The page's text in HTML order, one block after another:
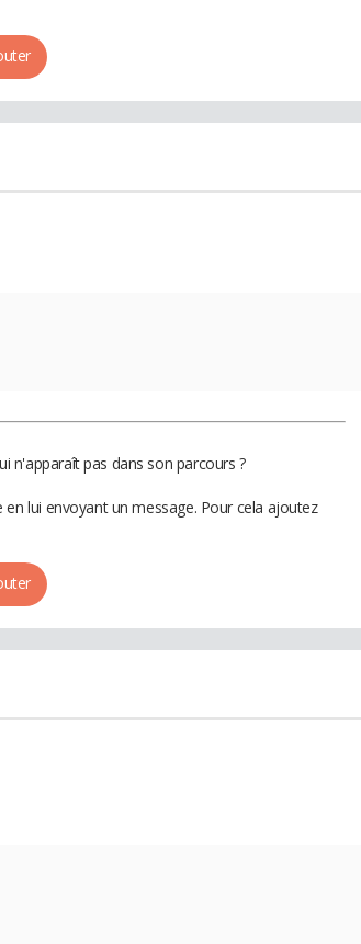
n'apparaît pas dans son parcours ?
lui envoyant un message. Pour cela ajoutez